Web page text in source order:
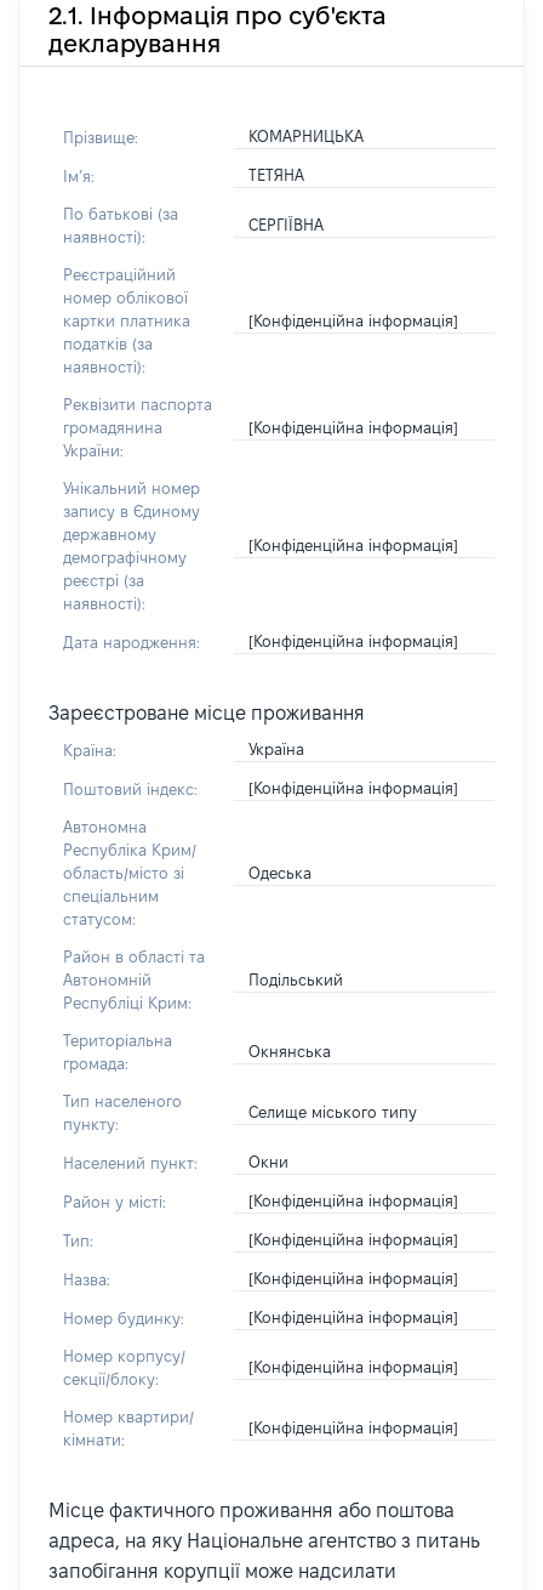
2.1. Інформація про суб'єкта
декларування
Прізвище: КОМАРНИЦЬКА
Імʼя: ТЕТЯНА
По батькові (за
наявності):
СЕРГІЇВНА
Реєстраційний
номер облікової
картки платника
податків (за
наявності):
[Конфіденційна інформація]
Реквізити паспорта
громадянина
України:
[Конфіденційна інформація]
Унікальний номер
запису в Єдиному
державному
демографічному
реєстрі (за
наявності):
[Конфіденційна інформація]
Дата народження: [Конфіденційна інформація]
Зареєстроване місце проживання
Країна: Україна
Поштовий індекс: [Конфіденційна інформація]
Автономна
Республіка Крим/
область/місто зі
спеціальним
статусом:
Одеська
Район в області та
Автономній
Республіці Крим:
Подільський
Територіальна
громада:
Окнянська
Тип населеного
пункту:
Селище міського типу
Населений пункт: Окни
Район у місті: [Конфіденційна інформація]
Тип: [Конфіденційна інформація]
Назва: [Конфіденційна інформація]
Номер будинку: [Конфіденційна інформація]
Номер корпусу/
секції/блоку:
[Конфіденційна інформація]
Номер квартири/
кімнати:
[Конфіденційна інформація]
Місце фактичного проживання або поштова
адреса, на яку Національне агентство з питань
запобігання корупції може надсилати